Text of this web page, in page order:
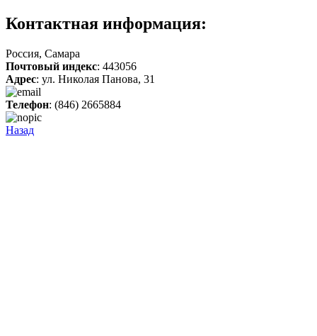
Контактная информация:
Россия, Самара
Почтовый индекс: 443056
Адрес: ул. Николая Панова, 31
Телефон: (846) 2665884
Назад